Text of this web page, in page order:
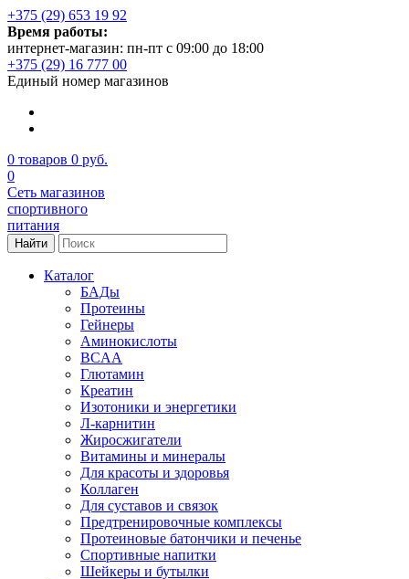
+375 (29) 653 19 92
Время работы:
интернет-магазин: пн-пт с 09:00 до 18:00
+375 (29) 16 777 00
Единый номер магазинов
0 товаров 0 руб.
0
Сеть магазинов
спортивного
питания
Найти
Каталог
БАДы
Протеины
Гейнеры
Аминокислоты
BCAA
Глютамин
Креатин
Изотоники и энергетики
Л-карнитин
Жиросжигатели
Витамины и минералы
Для красоты и здоровья
Коллаген
Для суставов и связок
Предтренировочные комплексы
Протеиновые батончики и печенье
Спортивные напитки
Шейкеры и бутылки